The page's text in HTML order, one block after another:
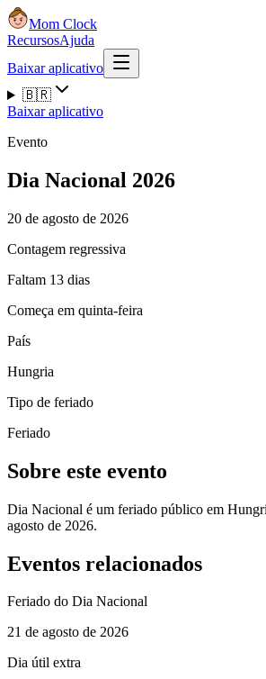
Mom Clock
RecursosAjuda
Baixar aplicativo
🇧🇷
Baixar aplicativo
Evento
Dia Nacional 2026
20 de agosto de 2026
Contagem regressiva
Faltam 13 dias
Começa em quinta-feira
País
Hungria
Tipo de feriado
Feriado
Sobre este evento
Dia Nacional é um feriado público em
agosto de 2026.
Eventos relacionados
Feriado do Dia Nacional
21 de agosto de 2026
Dia útil extra